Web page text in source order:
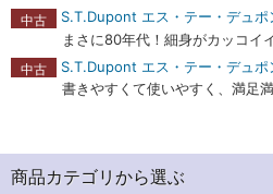
中古
S.T.Dupont エス・テー・デュポン メカニカルペンシル クラシッ
まさに80年代！細身がカッコイ
中古
S.T.Dupont エス・テー・デュポン 万年筆 オランピ
書きやすくて使いやすく、満足満
商品カテゴリから選ぶ